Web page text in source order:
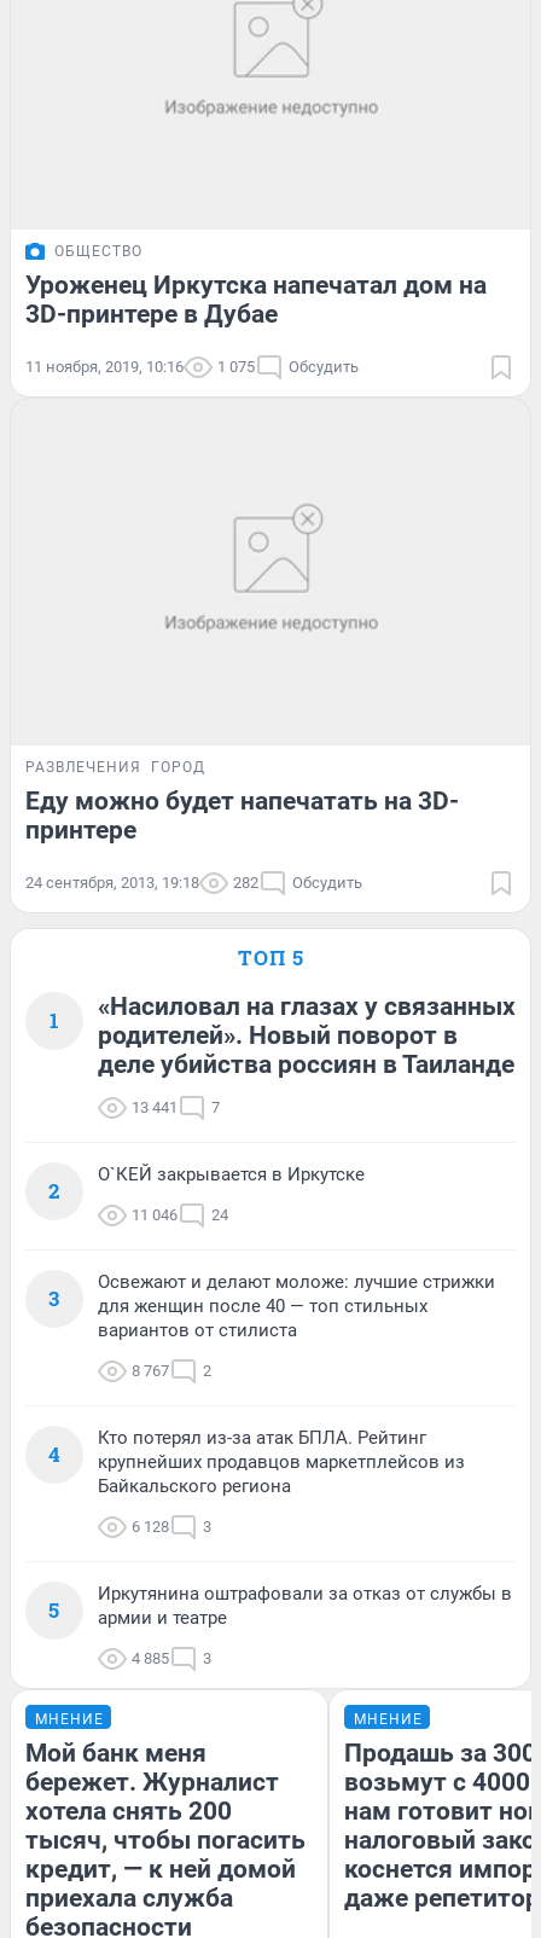
ОБЩЕСТВО
Уроженец Иркутска напечатал дом на
3D-принтере в Дубае
11 ноября, 2019, 10:16 1 075 Обсудить
РАЗВЛЕЧЕНИЯ ГОРОД
Еду можно будет напечатать на 3D-
принтере
24 сентября, 2013, 19:18 282 Обсудить
ТОП 5
1
«Насиловал на глазах у связанных
родителей». Новый поворот в
деле убийства россиян в Таиланде
13 441 7
2
О`КЕЙ закрывается в Иркутске
11 046 24
3
Освежают и делают моложе: лучшие стрижки
для женщин после 40 — топ стильных
вариантов от стилиста
8 767 2
4
Кто потерял из-за атак БПЛА. Рейтинг
крупнейших продавцов маркетплейсов из
Байкальского региона
6 128 3
5
Иркутянина оштрафовали за отказ от службы в
армии и театре
4 885 3
МНЕНИЕ
Мой банк меня
бережет. Журналист
хотела снять 200
тысяч, чтобы погасить
кредит, — к ней домой
приехала служба
безопасности
МНЕНИЕ
Продашь за
возьмут с
нам готовит
налоговый
коснется
даже